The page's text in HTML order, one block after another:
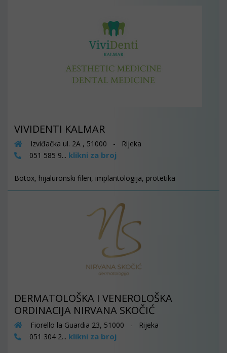
VIVIDENTI KALMAR
Izviđačka ul. 2A , 51000 - Rijeka
051 585 9... klikni za broj
Botox, hijaluronski fileri, implantologija, protetika
DERMATOLOŠKA I VENEROLOŠKA
ORDINACIJA NIRVANA SKOČIĆ
Fiorello la Guardia 23, 51000 - Rijeka
051 304 2... klikni za broj